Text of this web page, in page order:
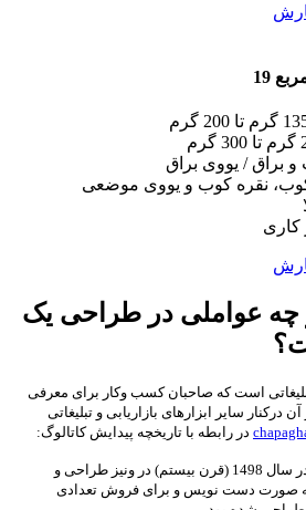
19
براق / یووی براق
نقره کوب و یووی موضعی
چه عواملی در طراحی یک
است که صاحبان کسب وکار برای معرفی
درکنار سایر ابزارهای بازاریابی و تبلیغاتی
در رابطه با تاریخچه پیدایش کاتالوگ:
کاتالوگ برای اولین بار در سال 1498 (قرن بیستم) در ونیز طراحی و
صورت دست نویس و برای فروش تعدادی